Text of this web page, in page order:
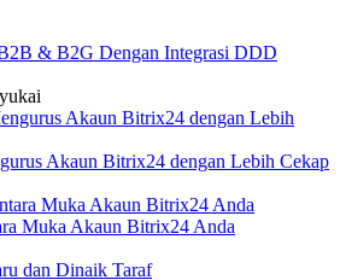
& B2G Dengan Integrasi DDD
Akaun Bitrix24 dengan Lebih Cekap
Muka Akaun Bitrix24 Anda